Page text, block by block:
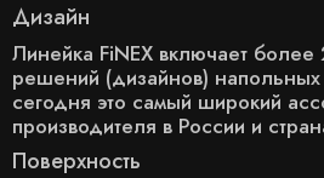
Дизайн
Линейка FiNEX включает
решений (дизайнов)
сегодня это самый широкий
производителя в России и
Поверхность